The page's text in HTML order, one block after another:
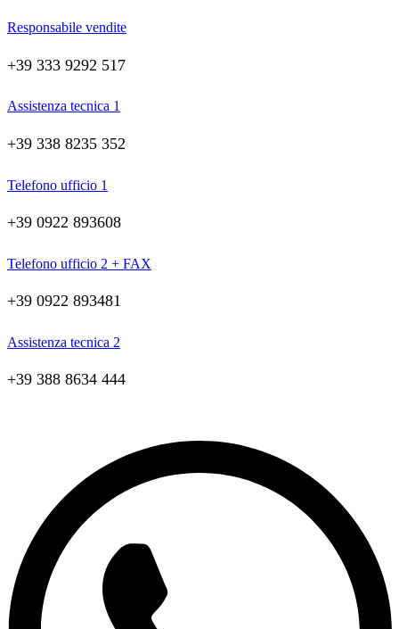
Responsabile vendite
+39 333 9292 517
Assistenza tecnica 1
+39 338 8235 352
Telefono ufficio 1
+39 0922 893608
Telefono ufficio 2 + FAX
+39 0922 893481
Assistenza tecnica 2
+39 388 8634 444